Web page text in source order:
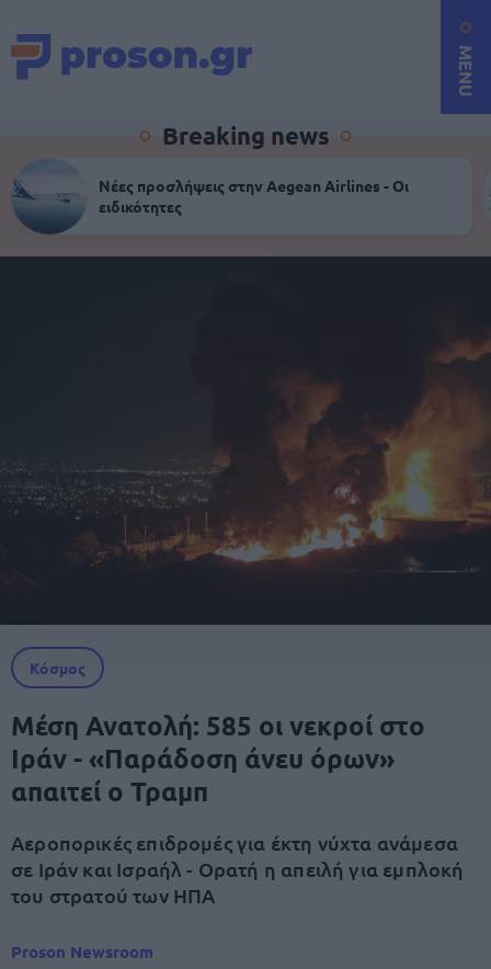
MENU
Breaking news
Νέες προσλήψεις στην Aegean Airlines - Οι
ειδικότητες
Κόσμος
Μέση Ανατολή: 585 οι νεκροί στο
Ιράν - «Παράδοση άνευ όρων»
απαιτεί ο Τραμπ
Αεροπορικές επιδρομές για έκτη νύχτα ανάμεσα
σε Ιράν και Ισραήλ - Ορατή η απειλή για εμπλοκή
του στρατού των ΗΠΑ
Proson Newsroom